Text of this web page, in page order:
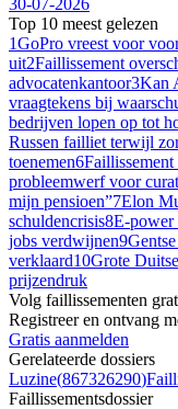
Top 10 meest gelezen
1GoPro vreest voor
uit2Faillissement
advocatenkantoor3Kan
vraagtekens bij
bedrijven lopen op tot
Russen failliet terwijl
toenemen6
probleemwerf voor
mijn pensioen”7Elon
schuldencrisis8E-power
jobs verdwijnen9
verklaard10Grote
prijzendruk
Volg faillissementen
Registreer en ontvang
Gratis aanmelden
Gerelateerde dossiers
Luzine(867326290)
Faillissementsdossier